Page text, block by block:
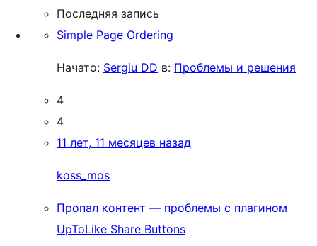
Последняя запись
Simple Page Ordering
Начато: Sergiu DD в: Проблемы и решения
4
4
11 лет, 11 месяцев назад
koss_mos
Пропал контент — проблемы с плагином
UpToLike Share Buttons